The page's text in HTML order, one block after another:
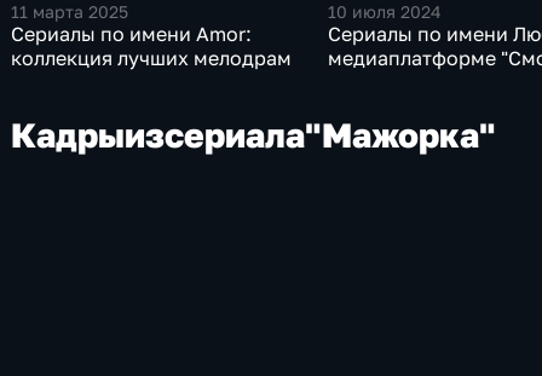
11 марта 2025
Сериалы по имени Amor:
коллекция лучших мелодрам
10 июля 2024
Сериалы по имени
медиаплатформе
Кадрыизсериала"Мажорка"